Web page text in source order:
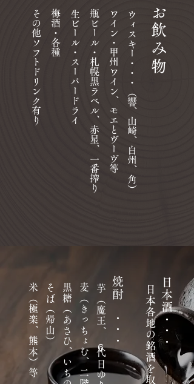
​ワイン・甲州ワイン、モエとヴーヴ等
瓶ビール・札幌黒ラベル、赤星、一番搾り
生ビール・スーパードライ
梅酒・各種
その他ソフトドリンク有り ​ウィスキー・・・（響、山崎、白州、角） ​お飲み物
日本酒
​・・・
焼酎
・・・
そば（帰山）
米（極楽、熊本）等